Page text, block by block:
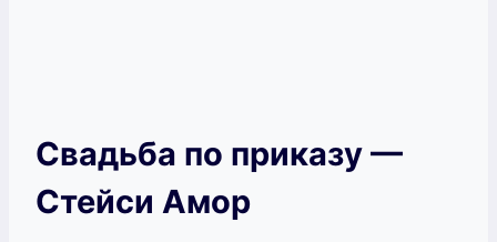
Свадьба по приказу —
Стейси Амор